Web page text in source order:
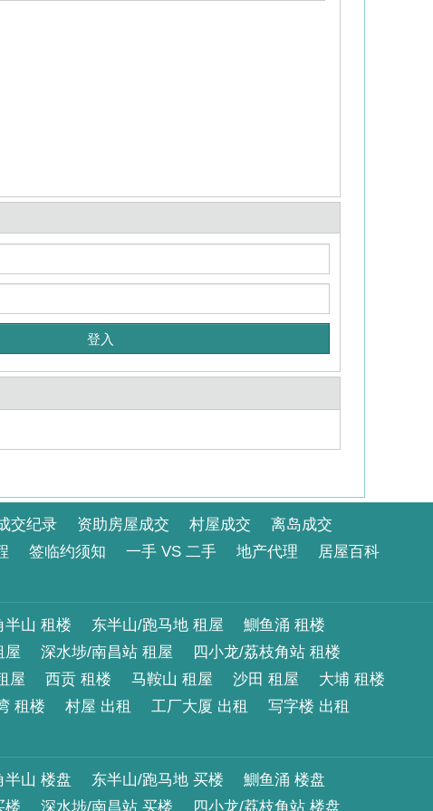
交纪录 资助房屋成交 村屋成交
离岛成交
签临约须知 一手 VS 二手 地产代理
居屋百科
半山 租楼 东半山/跑马地 租屋
鰂鱼涌 租楼
屋 深水埗/南昌站 租屋
四小龙/荔枝角站 租楼
屋 西贡 租楼 马鞍山 租屋 沙田 租屋
大埔 租楼
租楼 村屋 出租 工厂大厦 出租
写字楼 出租
半山 楼盘 东半山/跑马地 买楼
鰂鱼涌 楼盘
楼 深水埗/南昌站 买楼 四小龙/荔枝角站 楼盘